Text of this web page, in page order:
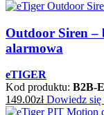
Outdoor Siren –
alarmowa
eTIGER
Kod produktu: B2B-
149.00zł Dowiedz się